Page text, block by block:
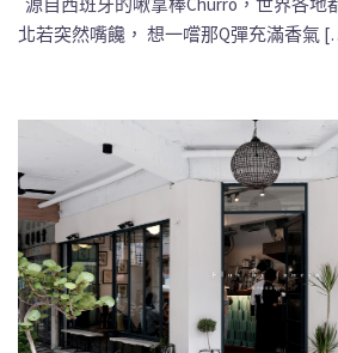
北若突然嘴饞， 想一嚐那Q彈充滿香氣